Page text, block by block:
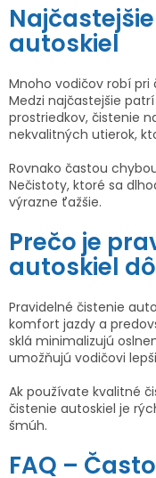
autoskiel
Mnoho vodičov robí
Medzi najčastejšie
prostriedkov, čistenie
nekvalitných utierok,
Rovnako častou
Nečistoty, ktoré sa
výrazne ťažšie.
Prečo je
autoskiel
Pravidelné čistenie
komfort jazdy a
sklá minimalizujú
umožňujú vodičovi
Ak používate kvalitné
čistenie autoskiel je
šmúh.
FAQ –